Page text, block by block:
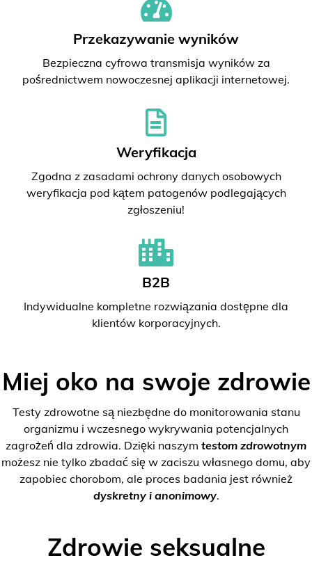
Przekazywanie wyników
Bezpieczna cyfrowa transmisja wyników za
pośrednictwem nowoczesnej aplikacji internetowej.
Weryfikacja
Zgodna z zasadami ochrony danych osobowych
weryfikacja pod kątem patogenów podlegających
zgłoszeniu!
B2B
Indywidualne kompletne rozwiązania dostępne dla
klientów korporacyjnych.
Miej oko na swoje zdrowie
Testy zdrowotne są niezbędne do monitorowania stanu
organizmu i wczesnego wykrywania potencjalnych
zagrożeń dla zdrowia. Dzięki naszym testom zdrowotnym
możesz nie tylko zbadać się w zaciszu własnego domu, aby
zapobiec chorobom, ale proces badania jest również
dyskretny i anonimowy.
Zdrowie seksualne